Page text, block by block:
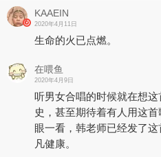
生之年和爱在一起，和有爱的人在
领，只会唱歌。这首歌是我特地录
疫情中韩红团队的志愿者，送给我
吧，这是咱们共同的记忆。记住武
的爱。
非常感谢《我不是药神》剧组所有
影。它让我更加珍惜人间善良！感
野导演，作曲黄超老师，作词格格
唱到如此优秀的作品！谢谢流行音
薛峰义务演奏。在这里，我特别要
KAAEIN
2020年4月11日
生命的火已点燃。
在喂鱼
2020年4月9日
听男女合唱的时候就在想
史，甚至期待着有人用这
眼一看，韩老师已经发了
凡健康。